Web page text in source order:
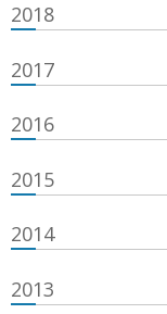
2018
2017
2016
2015
2014
2013